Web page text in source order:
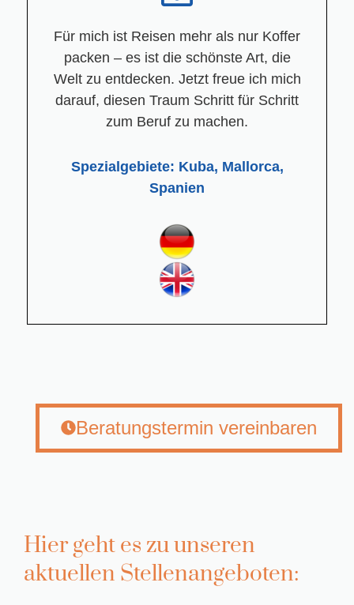
Für mich ist Reisen mehr als nur Koffer
packen – es ist die schönste Art, die
Welt zu entdecken. Jetzt freue ich mich
darauf, diesen Traum Schritt für Schritt
zum Beruf zu machen.
Spezialgebiete: Kuba, Mallorca,
Spanien
Beratungstermin vereinbaren
Hier geht es zu unseren
aktuellen Stellenangeboten: